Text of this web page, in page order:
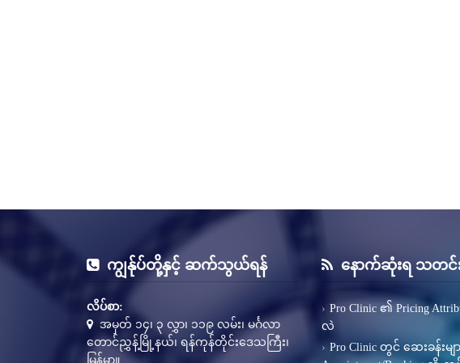
ကျွန်ုပ်တို့နှင့် ဆက်သွယ်ရန်
လိပ်စာ:
အမှတ် ၁၄၊ ၃ လွှာ၊ ၁၁၉ လမ်း၊ မင်္ဂလာ
တောင်ညွှန့်မြို့နယ်၊ ရန်ကုန်တိုင်းဒေသကြီး၊
မြန်မာ။
နောက်ဆုံးရ သတင်း
Pro Clinic ၏ Pricing
လဲ
Pro Clinic တွင် ဆေးခန်း